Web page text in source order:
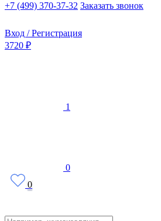
+7 (499) 370-37-32 Заказать звонок
Вход / Регистрация
3720 ₽
1
0
0